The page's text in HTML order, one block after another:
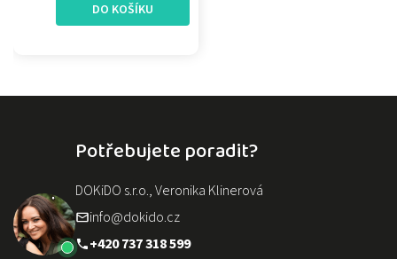
DO KOŠÍKU
Potřebujete poradit?
DOKiDO s.r.o., Veronika Klinerová
info@dokido.cz
+420 737 318 599